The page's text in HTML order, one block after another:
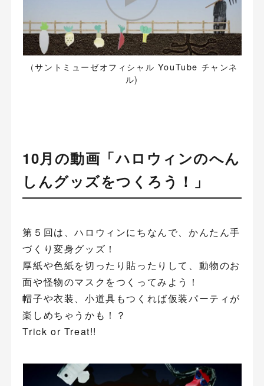
（サントミューゼオフィシャル YouTube チャンネ
ル)
10月の動画「ハロウィンのへん
しんグッズをつくろう！」
第５回は、ハロウィンにちなんで、かんたん手
づくり変身グッズ！
厚紙や色紙を切ったり貼ったりして、動物のお
面や怪物のマスクをつくってみよう！
帽子や衣装、小道具もつくれば仮装パーティが
楽しめちゃうかも！？
Trick or Treat!!